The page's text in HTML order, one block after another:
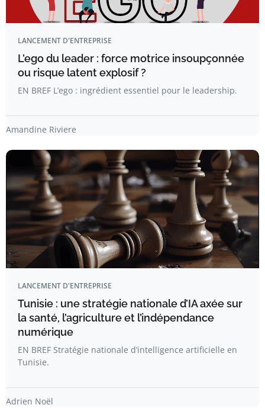
LANCEMENT D'ENTREPRISE
L’ego du leader : force motrice insoupçonnée
ou risque latent explosif ?
EN BREF L’ego : ingrédient essentiel pour le leadership.
Amandine Riviere
LANCEMENT D'ENTREPRISE
Tunisie : une stratégie nationale d’IA axée sur
la santé, l’agriculture et l’indépendance
numérique
EN BREF Stratégie nationale d’intelligence artificielle en
Tunisie.
Adrien Noël